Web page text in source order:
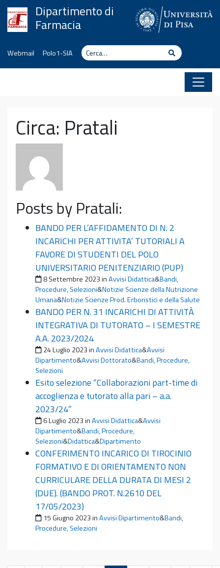
Vai al contenutoDipartimento di
Farmacia
Webmail Polo1-SIA Cerca Cerca
Circa: Pratali
Posts by Pratali:
BANDO PER L’AFFIDAMENTO DI N. 2
INCARICHI PER ATTIVITA’ TUTORIALI A
FAVORE DI STUDENTI DEL POLO
UNIVERSITARIO PENITENZIARIO (PUP)
Pubblicato il
8 Settembre 2023inAvvisi Didattica&Bandi,
Procedure, Selezioni&Notizie Scienze della Nutrizione
Umana&Notizie Scienze Prod. Erboristici e della Salute
BANDO PER N. 31 INCARICHI DI ATTIVITÀ
INTEGRATIVA DI TUTORATO – I SEMESTRE
A.A. 2023/2024
Pubblicato il
24 Luglio 2023inAvvisi Didattica&Avvisi
Dipartimento&Avvisi Dottorato&Bandi, Procedure,
Selezioni
Esito selezione “Collaborazioni part-time di
accoglienza e tutorato alla pari – a.a.
2023/24”
Pubblicato il
6 Luglio 2023inAvvisi Didattica&Avvisi
Dipartimento&Bandi, Procedure,
Selezioni&Didattica&Dipartimento
CONFERIMENTO INCARICO DI TIROCINIO
FORMATIVO E DI ORIENTAMENTO NON
CURRICULARE DELLA DURATA DI MESI 2
(DUE). (BANDO PROT. N.2610 DEL
17/05/2023)
Pubblicato il
15 Giugno 2023inAvvisi Dipartimento&Bandi,
Procedure, Selezioni